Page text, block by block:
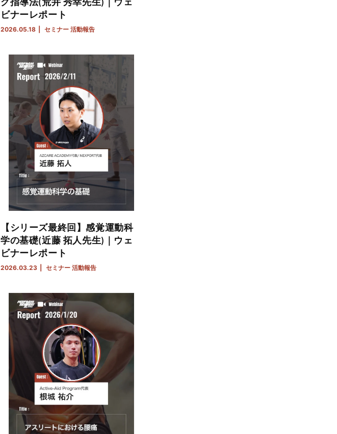
ビナーレポート
2026.05.18 セミナー 活動報告
【シリーズ最終回】感覚運動科
学の基礎(近藤 拓人先生)｜ウェ
ビナーレポート
2026.03.23 セミナー 活動報告